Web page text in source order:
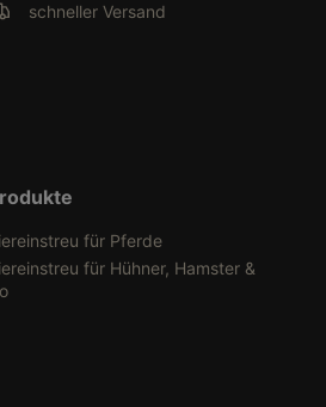
schneller Versand
für Pferde
für Hühner, Hamster &